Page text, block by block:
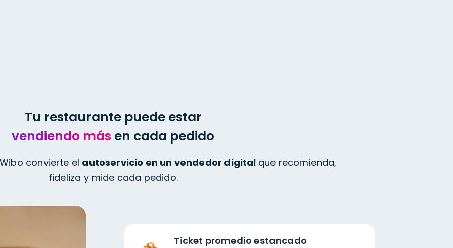
para
bares y
el encanto
eficiente
Tu restaurante puede estar
vendiendo más en cada pedido
convierte el autoservicio en un vendedor digital que recomienda,
fideliza y mide cada pedido.
Ticket promedio estancado